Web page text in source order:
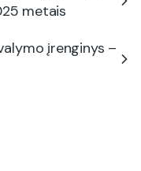
metais
įrenginys –